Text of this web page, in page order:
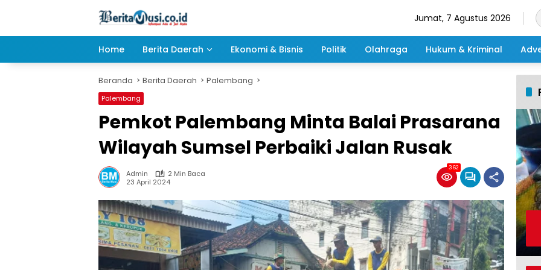
Jumat, 7 Agustus 2026
Home Berita Daerah Ekonomi & Bisnis Politik Olahraga Hukum & Kriminal
Beranda Berita Daerah Palembang
Palembang
Pemkot Palembang Minta Balai Prasarana
Wilayah Sumsel Perbaiki Jalan Rusak
Admin
2 Min Baca
23 April 2024
362